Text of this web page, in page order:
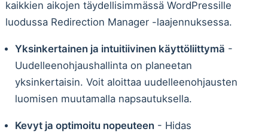
kaikkien aikojen täydellisimmässä WordPressille
luodussa Redirection Manager -laajennuksessa.
Yksinkertainen ja intuitiivinen käyttöliittymä -
Uudelleenohjaushallinta on planeetan
yksinkertaisin. Voit aloittaa uudelleenohjausten
luomisen muutamalla napsautuksella.
Kevyt ja optimoitu nopeuteen- Hidas